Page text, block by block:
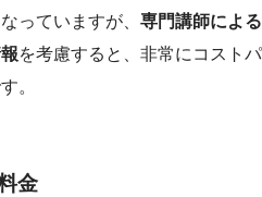
っていますが、 専門講師による
を考慮すると、非常にコストパ
。
金